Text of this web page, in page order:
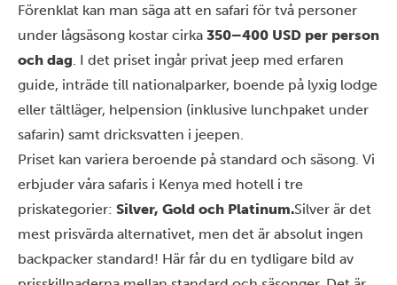
Förenklat kan man säga att en safari för två personer
under lågsäsong kostar cirka 350–400 USD per person
och dag. I det priset ingår privat jeep med erfaren
guide, inträde till nationalparker, boende på lyxig lodge
eller tältläger, helpension (inklusive lunchpaket under
safarin) samt dricksvatten i jeepen.
Priset kan variera beroende på standard och säsong. Vi
erbjuder våra safaris i Kenya med hotell i tre
priskategorier: Silver, Gold och Platinum.Silver är det
mest prisvärda alternativet, men det är absolut ingen
backpacker standard! Här får du en tydligare bild av